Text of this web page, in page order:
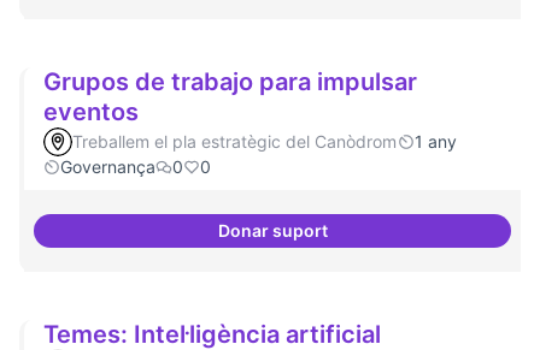
Grupos de trabajo para impulsar
eventos
Treballem el pla estratègic del Canòdrom
1 any
Governança
0 0
Donar suportGrupos de trabajo para
Temes: Intel·ligència artificial